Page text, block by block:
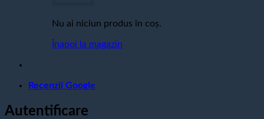
Nu ai niciun produs în coș.
Înapoi la magazin
Recenzii Google
Autentificare